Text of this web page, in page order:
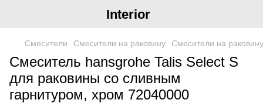
Interior
Смесители Смесители на раковину Смесители на
Смеситель hansgrohe Talis Select S
для раковины со сливным
гарнитуром, хром 72040000